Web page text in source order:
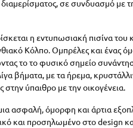
σε συνδυασμό με
η εντυπωσιακή πισίνα του
Κόλπο. Ομπρέλες και
το το φυσικό σημείο
βήματα, με τα ήρεμα,
στην ύπαιθρο με την οικογένεια.
ασφαλή, όμορφη και άρτια
και προσηλωμένο στο design